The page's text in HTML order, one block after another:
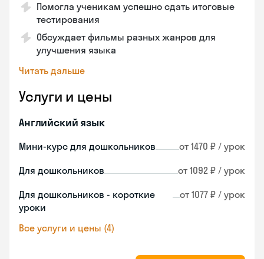
Помогла ученикам успешно сдать итоговые
тестирования
Обсуждает фильмы разных жанров для
улучшения языка
Читать дальше
Услуги и цены
Английский язык
Мини-курс для дошкольников от 1470 ₽ / урок
Для дошкольников от 1092 ₽ / урок
Для дошкольников - короткие
уроки
от 1077 ₽ / урок
Все услуги и цены (4)